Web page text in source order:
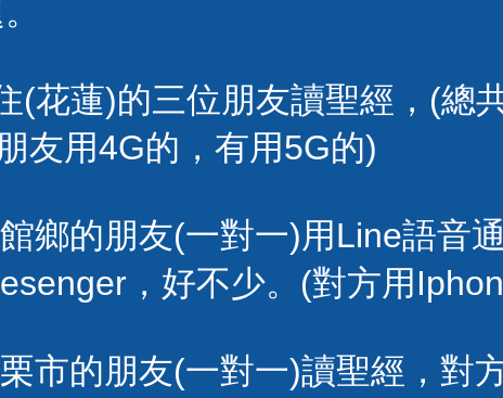
(花蓮)的三位朋友讀聖經，(總
友用4G的，有用5G的)
鄉的朋友(一對一)用Line語音
，好不少。(對方用
市的朋友(一對一)讀聖經，對